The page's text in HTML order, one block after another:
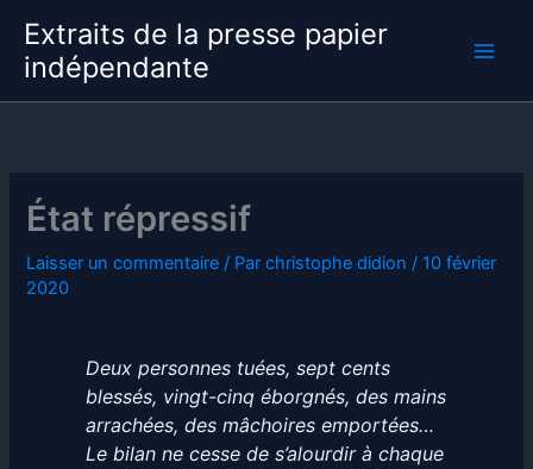
contenu
Extraits de la presse papier
indépendante
État répressif
Laisser un commentaire / Parchristophe didion / 10 février
2020
Deux personnes tuées, sept cents
blessés, vingt-cinq éborgnés, des mains
arrachées, des mâchoires emportées…
Le bilan ne cesse de s’alourdir à chaque